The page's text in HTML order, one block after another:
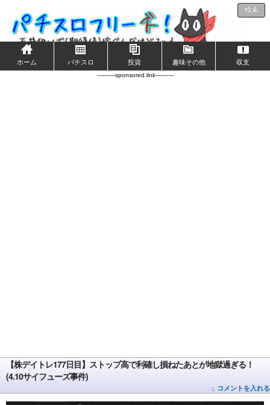
検索
ホーム パチスロ 投資 趣味その他 収支
----------sponsored link----------
【株デイトレ177日目】ストップ高で利確し損ねたあとが地獄過ぎる！
(4.10サイフューズ事件)
↓ コメントを入れる